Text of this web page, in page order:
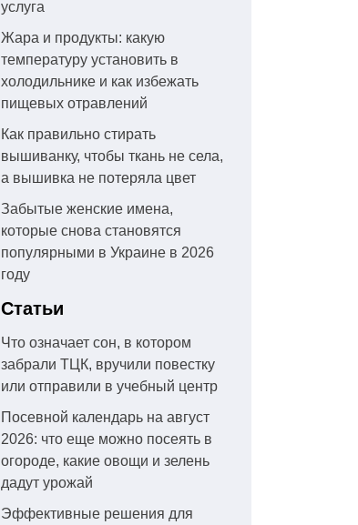
услуга
Жара и продукты: какую
температуру установить в
холодильнике и как избежать
пищевых отравлений
Как правильно стирать
вышиванку, чтобы ткань не села,
а вышивка не потеряла цвет
Забытые женские имена,
которые снова становятся
популярными в Украине в 2026
году
Статьи
Что означает сон, в котором
забрали ТЦК, вручили повестку
или отправили в учебный центр
Посевной календарь на август
2026: что еще можно посеять в
огороде, какие овощи и зелень
дадут урожай
Эффективные решения для